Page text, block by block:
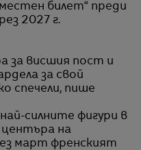
билет“ преди
2027 г.
за висшия пост и
за свой
спечели, пише
силните фигури в
центъра на
март френският